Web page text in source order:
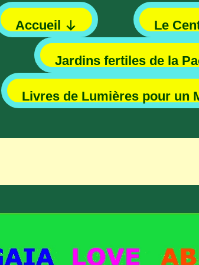
Accueil Le
Jardins fertiles de la
Livres de Lumières pour un